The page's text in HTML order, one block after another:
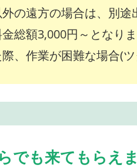
の遠方の場合は、別途
総額3,000円～となりま
、作業が困難な場合(
でも来てもらえ